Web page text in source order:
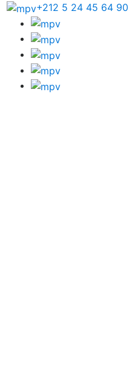
+212 5 24 45 64 90